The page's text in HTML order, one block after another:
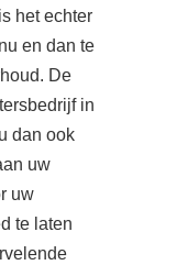
het echter
en dan te
De
in
dan ook
uw
uw
te laten